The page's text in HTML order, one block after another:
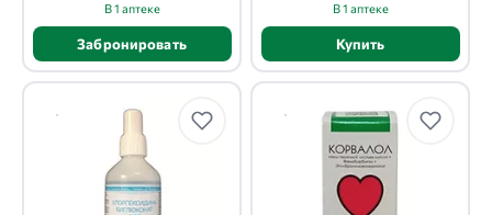
В 1 аптеке
Забронировать
В 1 аптеке
Купить